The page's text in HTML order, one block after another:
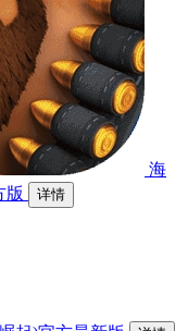
海
版
详情